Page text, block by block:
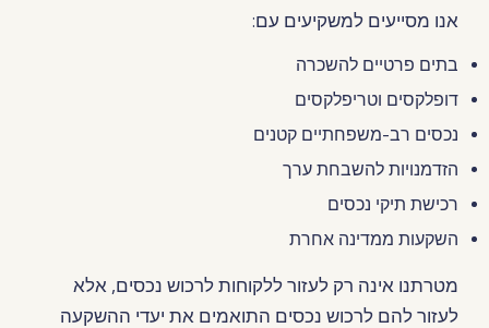
אנו מסייעים למשקיעים עם:
בתים פרטיים להשכרה
דופלקסים וטריפלקסים
נכסים רב-משפחתיים קטנים
הזדמנויות להשבחת ערך
רכישת תיקי נכסים
השקעות ממדינה אחרת
מטרתנו אינה רק לעזור ללקוחות לרכוש נכסים, אלא
לעזור להם לרכוש נכסים התואמים את יעדי ההשקעה